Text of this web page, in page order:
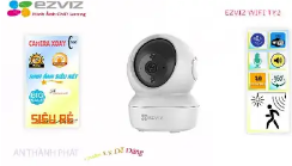
nhập camera tích hợp tấm pin năng
lượng mặt trời và pin sạc đạt chuẩn
IP65 chống nước và bụi giúp hoạt
động bền bỉ trong mọi điều kiện
thời tiết.